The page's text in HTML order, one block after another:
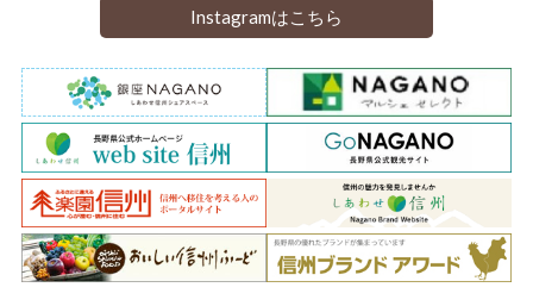
Instagramはこちら